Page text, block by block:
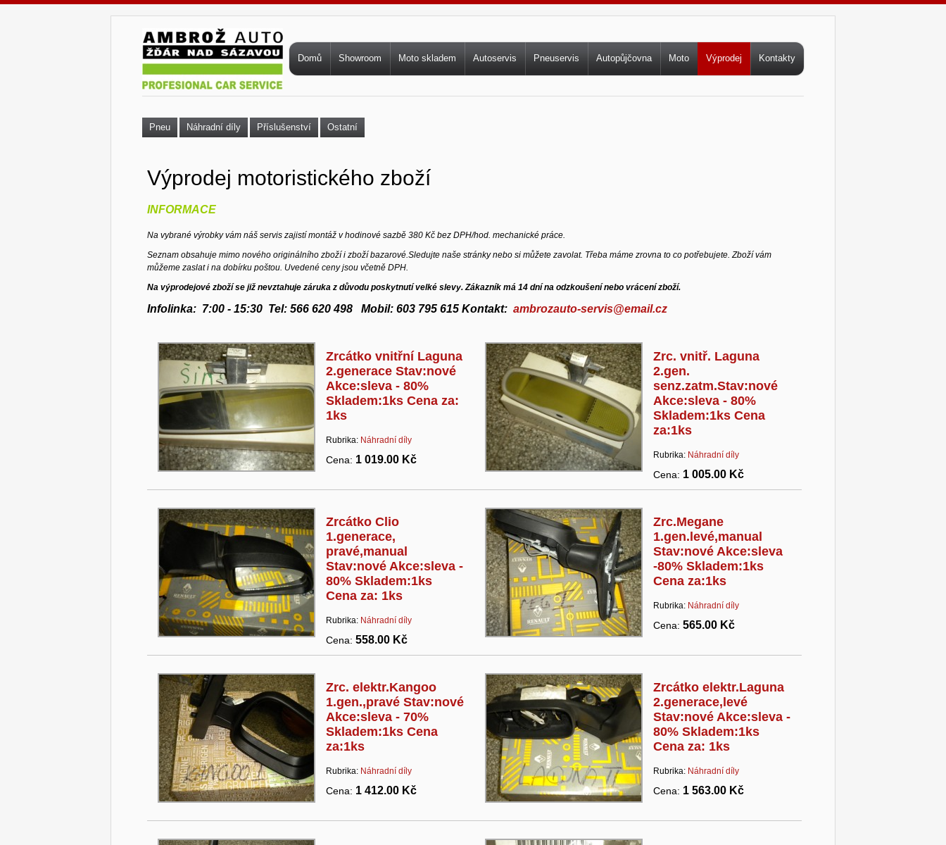
Přejít k hlavnímu obsahu
Hlavní menu
Domů Showroom Moto skladem Autoservis Pneuservis Autopůjčovna Moto Výprodej Kontakty
Pneu Náhradní díly Příslušenství Ostatní
Výprodej motoristického zboží
INFORMACE
Na vybrané výrobky vám náš servis zajistí montáž v hodinové sazbě 380 Kč bez DPH/hod. mechanické práce.
Seznam obsahuje mimo nového originálního zboží i zboží bazarové.Sledujte naše stránky nebo si můžete zavolat. Třeba máme zrovna to co potřebujete. Zboží vám
můžeme zaslat i na dobírku poštou. Uvedené ceny jsou včetně DPH.
Na výprodejové zboží se již nevztahuje záruka z důvodu poskytnutí velké slevy. Zákazník má 14 dní na odzkoušení nebo vrácení zboží.
Infolinka: 7:00 - 15:30 Tel: 566 620 498 Mobil: 603 795 615 Kontakt: ambrozauto-servis@email.cz
Zrcátko vnitřní Laguna
2.generace Stav:nové
Akce:sleva - 80%
Skladem:1ks Cena za:
1ks
Rubrika: Náhradní díly
Cena: 1 019.00 Kč
Zrc. vnitř. Laguna
2.gen.
senz.zatm.Stav:nové
Akce:sleva - 80%
Skladem:1ks Cena
za:1ks
Rubrika: Náhradní díly
Cena: 1 005.00 Kč
Zrcátko Clio
1.generace,
pravé,manual
Stav:nové Akce:sleva -
80% Skladem:1ks
Cena za: 1ks
Rubrika: Náhradní díly
Cena: 558.00 Kč
Zrc.Megane
1.gen.levé,manual
Stav:nové Akce:sleva
-80% Skladem:1ks
Cena za:1ks
Rubrika: Náhradní díly
Cena: 565.00 Kč
Zrc. elektr.Kangoo
1.gen.,pravé Stav:nové
Akce:sleva - 70%
Skladem:1ks Cena
za:1ks
Rubrika: Náhradní díly
Cena: 1 412.00 Kč
Zrcátko elektr.Laguna
2.generace,levé
Stav:nové Akce:sleva -
80% Skladem:1ks
Cena za: 1ks
Rubrika: Náhradní díly
Cena: 1 563.00 Kč
Stránky